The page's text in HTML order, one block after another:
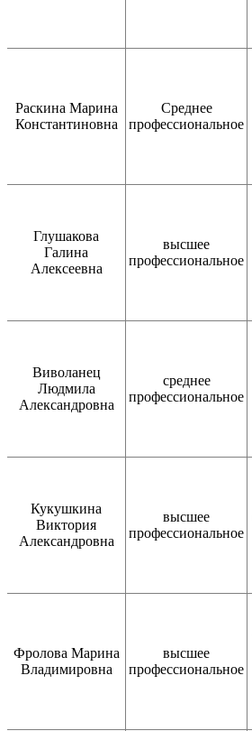
Раскина Марина
Константиновна
Среднее
профессиональное
Глушакова
Галина
Алексеевна
высшее
профессиональное
Виволанец
Людмила
Александровна
среднее
профессиональное
Кукушкина
Виктория
Александровна
высшее
профессиональное
Фролова Марина
Владимировна
высшее
профессиональное